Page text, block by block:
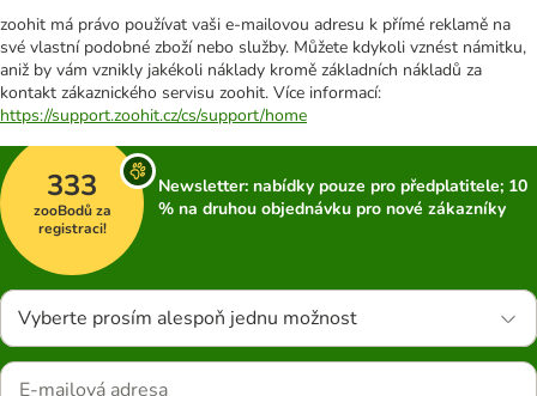
zoohit má právo používat vaši e-mailovou adresu k přímé reklamě na
své vlastní podobné zboží nebo služby. Můžete kdykoli vznést námitku,
aniž by vám vznikly jakékoli náklady kromě základních nákladů za
kontakt zákaznického servisu zoohit. Více informací:
https://support.zoohit.cz/cs/support/home
333
zooBodů za
registraci!
Newsletter: nabídky pouze pro předplatitele; 10
% na druhou objednávku pro nové zákazníky
Vyberte prosím alespoň jednu možnost